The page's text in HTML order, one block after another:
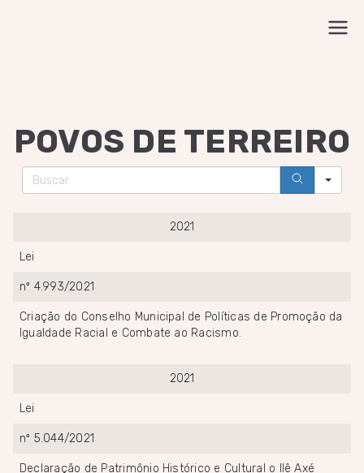
POVOS DE TERREIRO
2021
Lei
nº 4.993/2021
Criação do Conselho Municipal de Políticas de Promoção da
Igualdade Racial e Combate ao Racismo.
2021
Lei
nº 5.044/2021
Declaração de Patrimônio Histórico e Cultural o Ilê Axé